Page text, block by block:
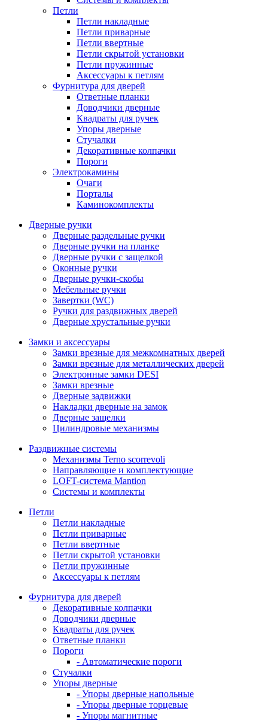
Петли
Петли накладные
Петли приварные
Петли ввертные
Петли скрытой установки
Петли пружинные
Аксессуары к петлям
Фурнитура для дверей
Ответные планки
Доводчики дверные
Квадраты для ручек
Упоры дверные
Стучалки
Декоративные колпачки
Пороги
Электрокамины
Очаги
Порталы
Каминокомплекты
Дверные ручки
Дверные раздельные ручки
Дверные ручки на планке
Дверные ручки с защелкой
Оконные ручки
Дверные ручки-скобы
Мебельные ручки
Завертки (WC)
Ручки для раздвижных дверей
Дверные хрустальные ручки
Замки и аксессуары
Замки врезные для межкомнатных дверей
Замки врезные для металлических дверей
Электронные замки DESI
Замки врезные
Дверные задвижки
Накладки дверные на замок
Дверные защелки
Цилиндровые механизмы
Раздвижные системы
Механизмы Terno scorrevoli
Направляющие и комплектующие
LOFT-cистема Mantion
Системы и комплекты
Петли
Петли накладные
Петли приварные
Петли ввертные
Петли скрытой установки
Петли пружинные
Аксессуары к петлям
Фурнитура для дверей
Декоративные колпачки
Доводчики дверные
Квадраты для ручек
Ответные планки
Пороги
- Автоматические пороги
Стучалки
Упоры дверные
- Упоры дверные напольные
- Упоры дверные торцевые
- Упоры магнитные